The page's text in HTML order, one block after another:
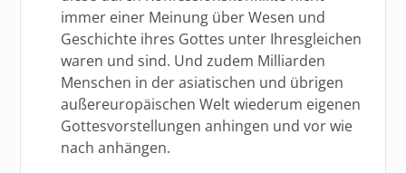
immer einer Meinung über Wesen und
Geschichte ihres Gottes unter Ihresgleichen
waren und sind. Und zudem Milliarden
Menschen in der asiatischen und übrigen
außereuropäischen Welt wiederum eigenen
Gottesvorstellungen anhingen und vor wie
nach anhängen.